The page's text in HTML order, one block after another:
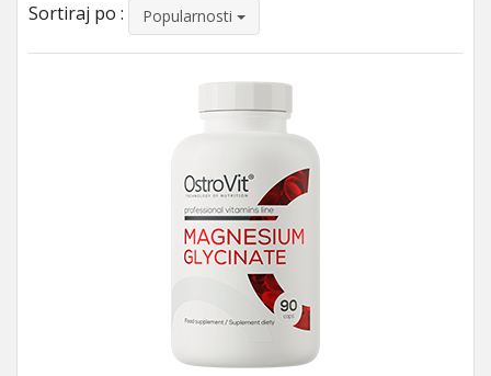
Sortiraj po : Popularnosti